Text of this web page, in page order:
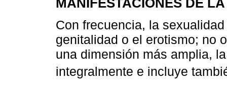
MANIFESTACIONES DE
Con frecuencia, la
genitalidad o el erotismo; no
una dimensión más amplia,
integralmente e incluye